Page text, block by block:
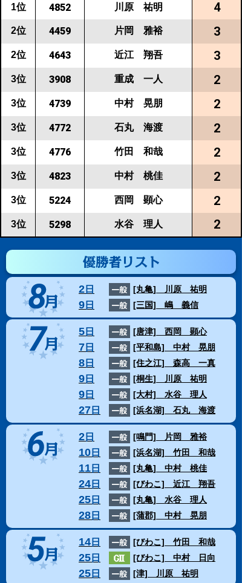
1位 4852 川原 祐明 4
2位 4459 片岡 雅裕 3
2位 4643 近江 翔吾 3
3位 3908 重成 一人 2
3位 4739 中村 晃朋 2
3位 4772 石丸 海渡 2
3位 4776 竹田 和哉 2
3位 4823 中村 桃佳 2
3位 5224 西岡 顕心 2
3位 5298 水谷 理人 2
2日 [丸亀] 川原 祐明
9日 [三国] 嶋 義信
5日 [唐津] 西岡 顕心
7日 [平和島] 中村 晃朋
8日 [住之江] 森高 一真
9日 [桐生] 川原 祐明
9日 [大村] 水谷 理人
27日 [浜名湖] 石丸 海渡
2日 [鳴門] 片岡 雅裕
10日 [浜名湖] 竹田 和哉
11日 [丸亀] 中村 桃佳
24日 [びわこ] 近江 翔吾
25日 [丸亀] 水谷 理人
28日 [蒲郡] 中村 晃朋
14日 [びわこ] 竹田 和哉
25日 [びわこ] 中村 日向
25日 [津] 川原 祐明